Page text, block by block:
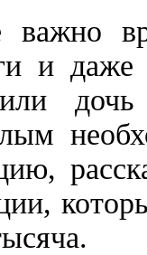
важно
и
дочь